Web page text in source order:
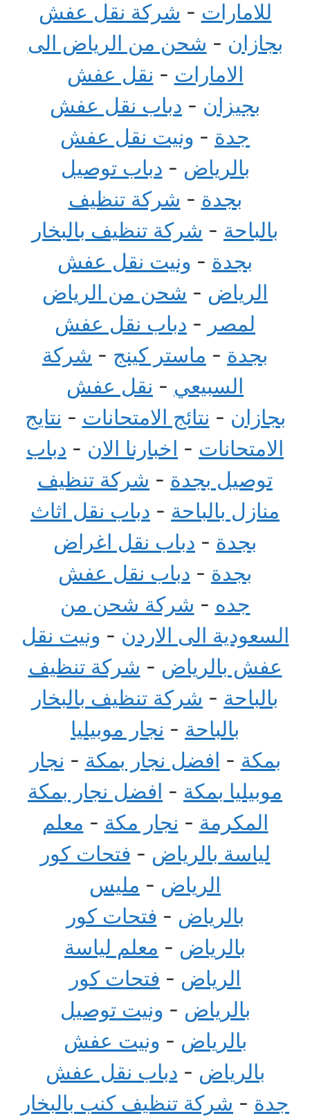
للامارات - شركة نقل عفش
بجازان - شحن من الرياض الى
الامارات - نقل عفش
بجيزان - دباب نقل عفش
جدة - ونيت نقل عفش
بالرياض - دباب توصيل
بجدة - شركة تنظيف
بالباحة - شركة تنظيف بالبخار
بجدة - ونيت نقل عفش
الرياض - شحن من الرياض
لمصر - دباب نقل عفش
بجدة - ماستر كينج - شركة
السبيعي - نقل عفش
بجازان - نتائج الامتحانات - نتايج
الامتحانات - اخبارنا الان - دباب
توصيل بجدة - شركة تنظيف
منازل بالباحة - دباب نقل اثاث
بجدة - دباب نقل اغراض
بجدة - دباب نقل عفش
جده - شركة شحن من
السعودية الى الاردن - ونيت نقل
عفش بالرياض - شركة تنظيف
بالباحة - شركة تنظيف بالبخار
بالباحة - نجار موبيليا
بمكة - افضل نجار بمكة - نجار
موبيليا بمكة - افضل نجار بمكة
المكرمة - نجار مكة - معلم
لياسة بالرياض - فتحات كور
الرياض - مليس
بالرياض - فتحات كور
بالرياض - معلم لياسة
الرياض - فتحات كور
بالرياض - ونيت توصيل
بالرياض - ونيت عفش
بالرياض - دباب نقل عفش
جدة - شركة تنظيف كنب بالبخار